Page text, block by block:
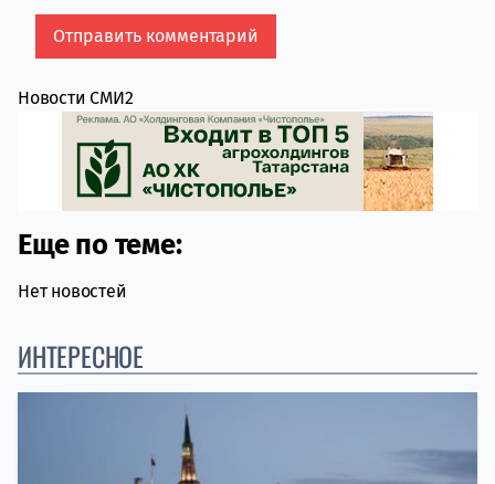
Новости СМИ2
Еще по теме:
Нет новостей
ИНТЕРЕСНОЕ